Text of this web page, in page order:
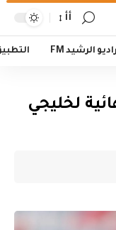
أأ
راديو الرشيد FM
لخليجي